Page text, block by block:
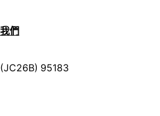
們
95183